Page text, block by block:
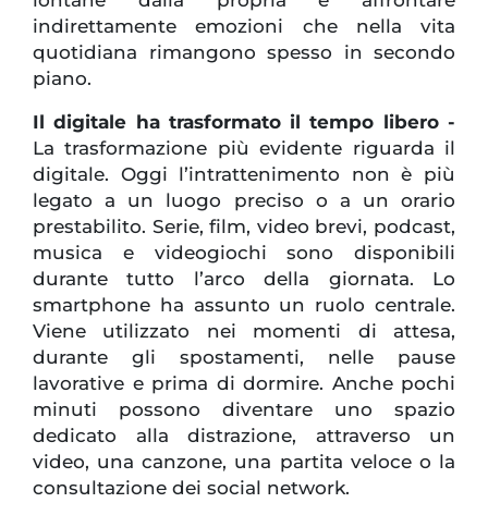
indirettamente emozioni che nella vita
quotidiana rimangono spesso in secondo
piano.
Il digitale ha trasformato il tempo libero -
La trasformazione più evidente riguarda il
digitale. Oggi l’intrattenimento non è più
legato a un luogo preciso o a un orario
prestabilito. Serie, film, video brevi, podcast,
musica e videogiochi sono disponibili
durante tutto l’arco della giornata. Lo
smartphone ha assunto un ruolo centrale.
Viene utilizzato nei momenti di attesa,
durante gli spostamenti, nelle pause
lavorative e prima di dormire. Anche pochi
minuti possono diventare uno spazio
dedicato alla distrazione, attraverso un
video, una canzone, una partita veloce o la
consultazione dei social network.